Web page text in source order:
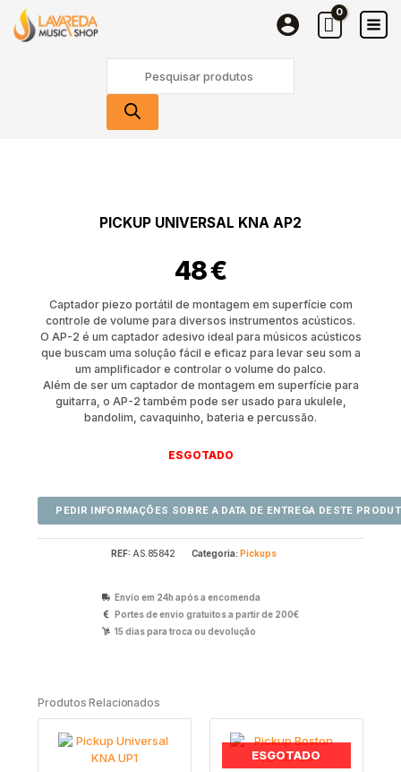
content
search
PICKUP UNIVERSAL KNA AP2
48€
Captador piezo portátil de montagem em superfície com
controle de volume para diversos instrumentos acústicos.
O AP-2 é um captador adesivo ideal para músicos acústicos
que buscam uma solução fácil e eficaz para levar seu som a
um amplificador e controlar o volume do palco.
Além de ser um captador de montagem em superfície para
guitarra, o AP-2 também pode ser usado para ukulele,
bandolim, cavaquinho, bateria e percussão.
ESGOTADO
REF: AS.85842 Categoria: Pickups
Envio em 24h após a encomenda
Portes de envio gratuitos a partir de 200€
15 dias para troca ou devolução
Produtos Relacionados
ESGOTADO